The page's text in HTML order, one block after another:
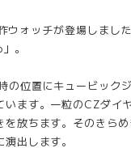
ォッチが登場しまし
。
の位置にキュービック
います。一粒のCZダイ
を放ちます。そのきら
出します。